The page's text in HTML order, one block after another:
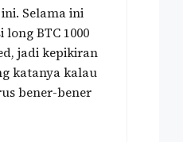
Selama ini
BTC 1000
jadi kepikiran
katanya kalau
bener-bener